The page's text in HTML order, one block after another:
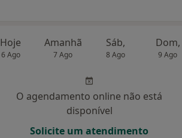
Hoje
6 Ago
Amanhã
7 Ago
Sáb,
8 Ago
Dom,
9 Ago
O agendamento online não está
disponível
Solicite um atendimento